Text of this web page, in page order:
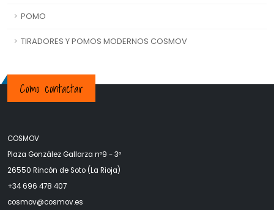
POMO
TIRADORES Y POMOS MODERNOS COSMOV
Como contactar
COSMOV
Plaza González Gallarza nº9 - 3º
26550 Rincón de Soto (La Rioja)
+34 696 478 407
cosmov@cosmov.es